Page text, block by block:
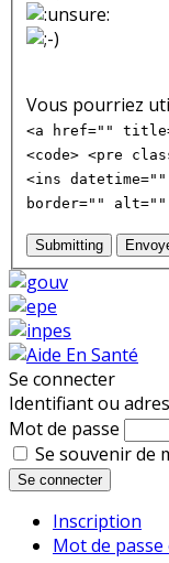
Vous pourriez
<a href=""
<code> <pre
<ins
border=""
Submitting
Se connecter
Identifiant ou
Mot de passe
Se souvenir de
Se connecter
Inscription
Mot de passe